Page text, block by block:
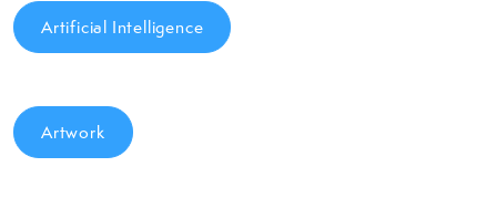
Artificial Intelligence
Artwork